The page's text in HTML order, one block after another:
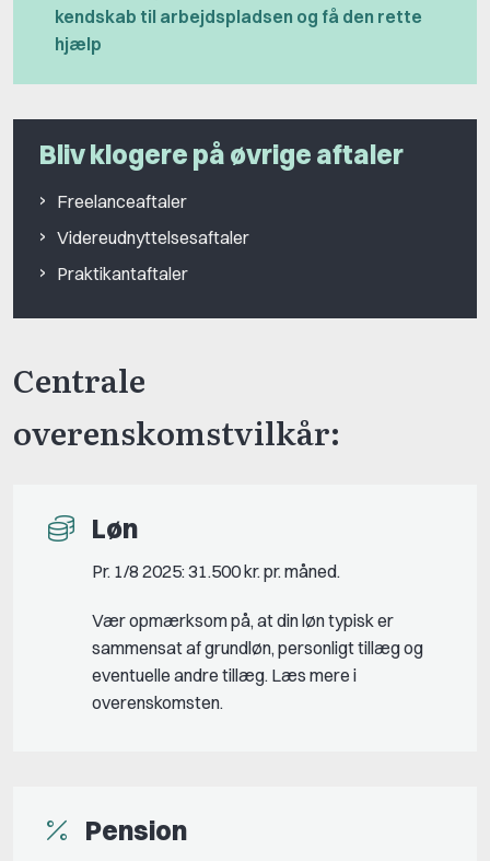
kendskab til arbejdspladsen og få den rette
hjælp
Bliv klogere på øvrige aftaler
Freelanceaftaler
Videreudnyttelsesaftaler
Praktikantaftaler
Centrale
overenskomstvilkår:
Løn
Pr. 1/8 2025: 31.500 kr. pr. måned.
Vær opmærksom på, at din løn typisk er
sammensat af grundløn, personligt tillæg og
eventuelle andre tillæg. Læs mere i
overenskomsten.
Pension